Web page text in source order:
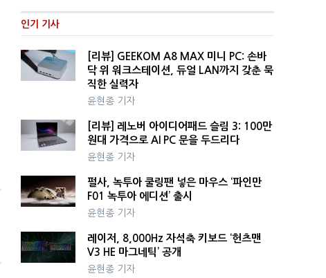
인기 기사
[리뷰] GEEKOM A8 MAX 미니 PC: 손바
닥 위 워크스테이션, 듀얼 LAN까지 갖춘 묵
직한 실력자
윤현종 기자
[리뷰] 레노버 아이디어패드 슬림 3: 100만
원대 가격으로 AI PC 문을 두드리다
윤현종 기자
펄사, 녹투아 쿨링팬 넣은 마우스 ‘파인만
F01 녹투아 에디션’ 출시
윤현종 기자
레이저, 8,000Hz 자석축 키보드 ‘헌츠맨
V3 HE 마그네틱’ 공개
윤현종 기자